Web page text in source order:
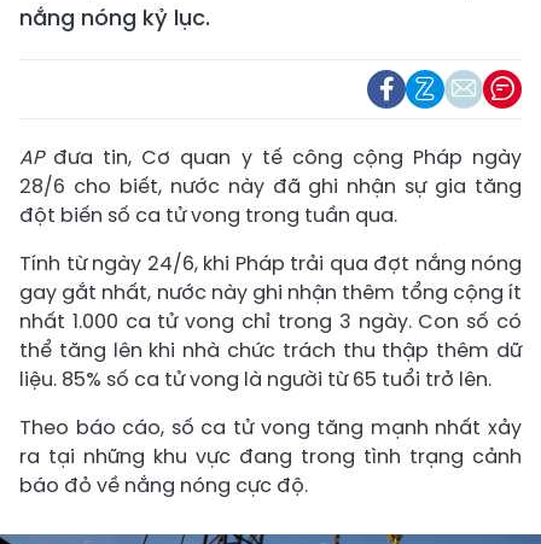
nắng nóng kỷ lục.
APđưa tin, Cơ quan y tế công cộng Pháp ngày
28/6 cho biết, nước này đã ghi nhận sự gia tăng
đột biến số ca tử vong trong tuần qua.
Tính từ ngày 24/6, khi Pháp trải qua đợt nắng nóng
gay gắt nhất, nước này ghi nhận thêm tổng cộng ít
nhất 1.000 ca tử vong chỉ trong 3 ngày. Con số có
thể tăng lên khi nhà chức trách thu thập thêm dữ
liệu. 85% số ca tử vong là người từ 65 tuổi trở lên.
Theo báo cáo, số ca tử vong tăng mạnh nhất xảy
ra tại những khu vực đang trong tình trạng cảnh
báo đỏ về nắng nóng cực độ.